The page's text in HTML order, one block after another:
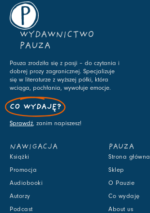
WYDAWNICTWO
PAUZA
Pauza zrodziła się z pasji – do czytania i
dobrej prozy zagranicznej. Specjalizuje
się w literaturze z wyższej półki, która
wciąga, pochłania, wywołuje emocje.
CO WYDAJĘ?
Sprawdź, zanim napiszesz!
NAWIGACJA
Książki
Promocja
Audiobooki
Autorzy
Podcast
PAUZA
Strona główna
Sklep
O Pauzie
Co wydaję
About us